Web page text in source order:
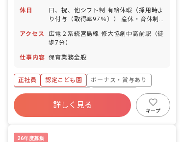
休日
日、祝、他シフト制 有給休暇（採用時よ
り付与（取得率97％）） 産休・育休制
アクセス
広電２系統宮島線 修大協創中高前駅（徒
歩7分）
仕事内容 保育業務全般
正社員 認定こども園
ボーナス・賞与あり
寮・住宅・家賃補助あり
社会保険完備
車通勤可
詳しく見る
キープ
26年度募集